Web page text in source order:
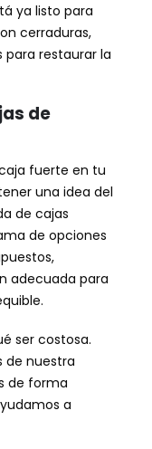
ya listo para
cerraduras,
restaurar la
de
fuerte en tu
una idea del
de cajas
de opciones
adecuada para
ser costosa.
de nuestra
de forma
a